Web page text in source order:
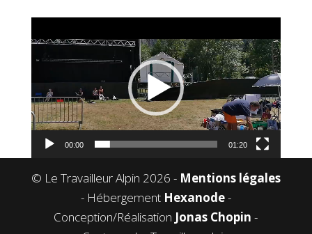
vidéo
00:00 01:20
© Le Travailleur Alpin 2026 - Mentions légales
- Hébergement Hexanode-
Conception/Réalisation Jonas Chopin -